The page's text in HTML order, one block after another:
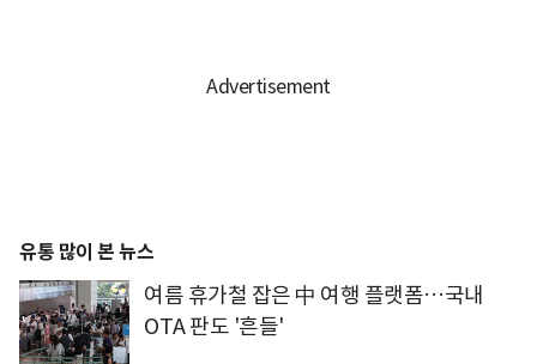
유통 많이 본 뉴스
여름 휴가철 잡은 中 여행 플랫폼…국내
OTA 판도 '흔들'